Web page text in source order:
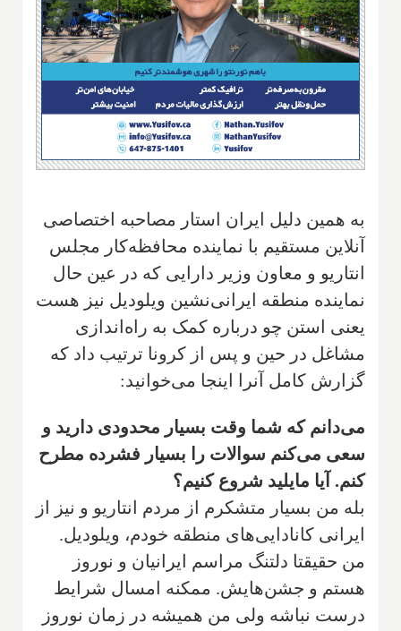
به همین دلیل ایران استار مصاحبه اختصاصی
آنلاین مستقیم با نماینده محافظه‌کار مجلس
انتاریو و معاون وزیر دارایی که در عین حال
نماینده منطقه ایرانی‌نشین ویلودیل نیز هست
یعنی
استن چو درباره کمک به راه‌اندازی
مشاغل در حین و پس از کرونا ترتیب داد که
گزارش کامل آنرا اینجا می‌خوانید:
می‌دانم که شما وقت بسیار محدودی دارید و
سعی می‌کنم سوالات را بسیار فشرده مطرح
کنم. آیا مایلید شروع کنیم؟
بله من بسیار متشکرم از مردم انتاریو و نیز از
ایرانی کانادایی‌های منطقه خودم، ویلودیل.
من حقیقتا دلتنگ مراسم ایرانیان و نوروز
هستم و جشن‌هایش. ممکنه امسال شرایط
درست نباشه ولی من همیشه در زمان نوروز